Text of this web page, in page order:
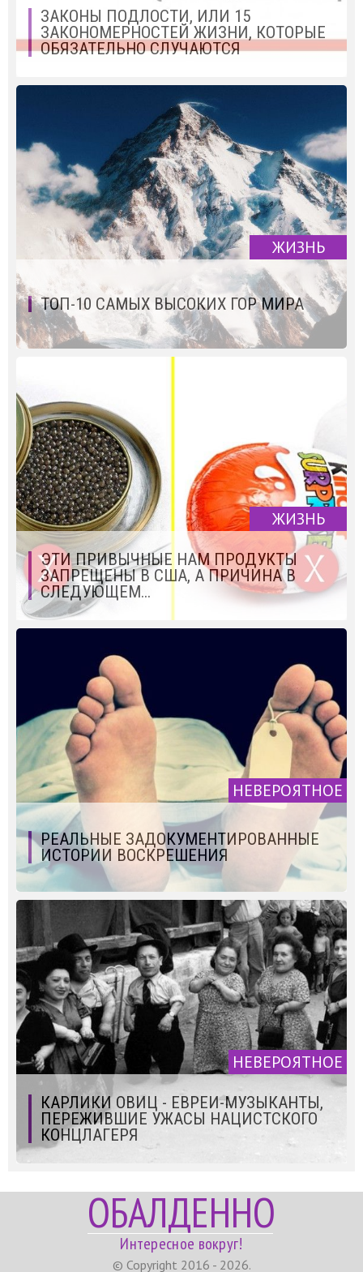
ЗАКОНЫ ПОДЛОСТИ, ИЛИ 15
ЗАКОНОМЕРНОСТЕЙ ЖИЗНИ, КОТОРЫЕ
ОБЯЗАТЕЛЬНО СЛУЧАЮТСЯ
ЖИЗНЬ
ТОП-10 САМЫХ ВЫСОКИХ ГОР МИРА
ЖИЗНЬ
ЭТИ ПРИВЫЧНЫЕ НАМ ПРОДУКТЫ
ЗАПРЕЩЕНЫ В США, А ПРИЧИНА В
СЛЕДУЮЩЕМ...
НЕВЕРОЯТНОЕ
РЕАЛЬНЫЕ ЗАДОКУМЕНТИРОВАННЫЕ
ИСТОРИИ ВОСКРЕШЕНИЯ
НЕВЕРОЯТНОЕ
КАРЛИКИ ОВИЦ - ЕВРЕИ-МУЗЫКАНТЫ,
ПЕРЕЖИВШИЕ УЖАСЫ НАЦИСТСКОГО
КОНЦЛАГЕРЯ
ОБАЛДЕННО
Интересное вокруг!
© Copyright 2016 - 2026.